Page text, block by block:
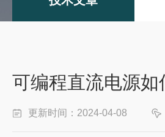
可编程直流电源
更新时间：2024-04-08